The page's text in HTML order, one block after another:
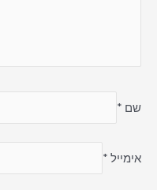
שם *
אימייל *